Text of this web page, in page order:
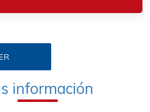
información